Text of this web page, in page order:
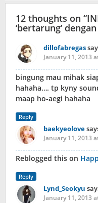
12 thoughts on “
‘bertarung’
dillofabregas
January 11, 2013
bingung mau mihak
hahaha…. tp kyny
maap ho-aegi hahaha
Reply
baekyeolove
January 11, 2013
Reblogged this on
Reply
Lynd_Seokyu
January 11, 2013